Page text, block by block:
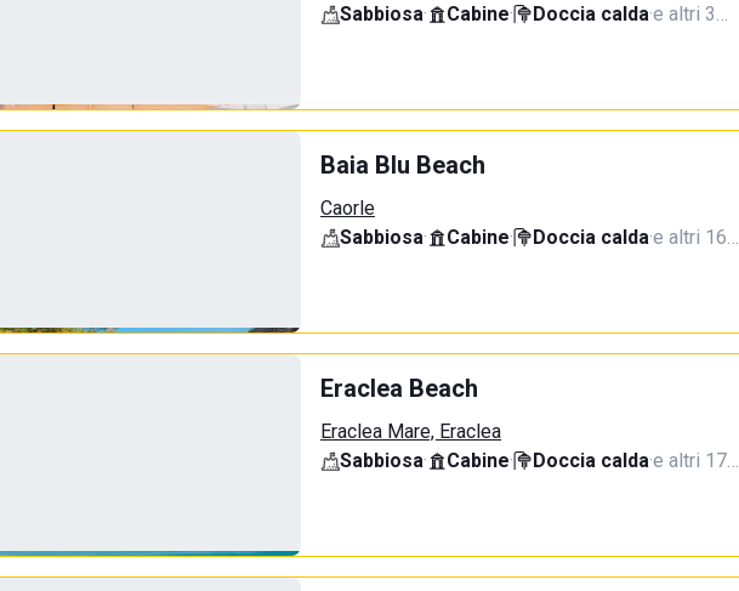
Sabbiosa· Cabine· Doccia calda·e altri 3…
Baia Blu Beach
Caorle
Sabbiosa· Cabine· Doccia calda·e altri 16…
Eraclea Beach
Eraclea Mare, Eraclea
Sabbiosa· Cabine· Doccia calda·e altri 17…